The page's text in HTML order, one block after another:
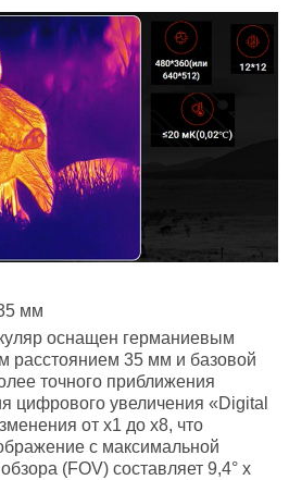
мм
оснащен германиевым
расстоянием 35 мм и базовой
точного приближения
цифрового увеличения «Digital
от х1 до х8, что
с максимальной
(FOV) составляет 9,4° х